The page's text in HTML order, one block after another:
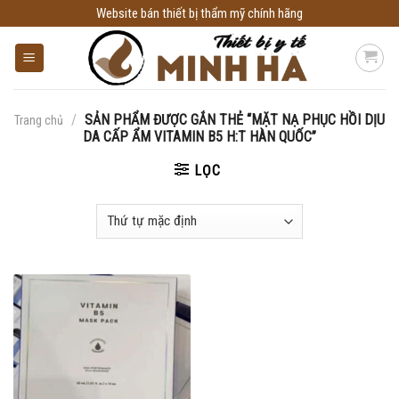
to
content
Website bán thiết bị thẩm mỹ chính hãng
Trang chủ / SẢN PHẨM ĐƯỢC GẮN THẺ “MẶT NẠ PHỤC HỒI DỊU
DA CẤP ẨM VITAMIN B5 H:T HÀN QUỐC”
LỌC